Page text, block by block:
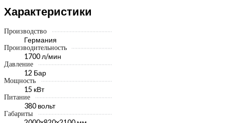
Характеристики
Производство
Германия
Производительность
1700 л/мин
Давление
12 Бар
Мощность
15 кВт
Питание
380 вольт
Габариты